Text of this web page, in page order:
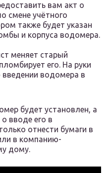
вам акт о
смене учётного
также будет указан
и корпуса водомера.
меняет старый
его. На руки
водомера в
будет установлен, а
вводе его в
отнести бумаги в
в компанию-
дому.